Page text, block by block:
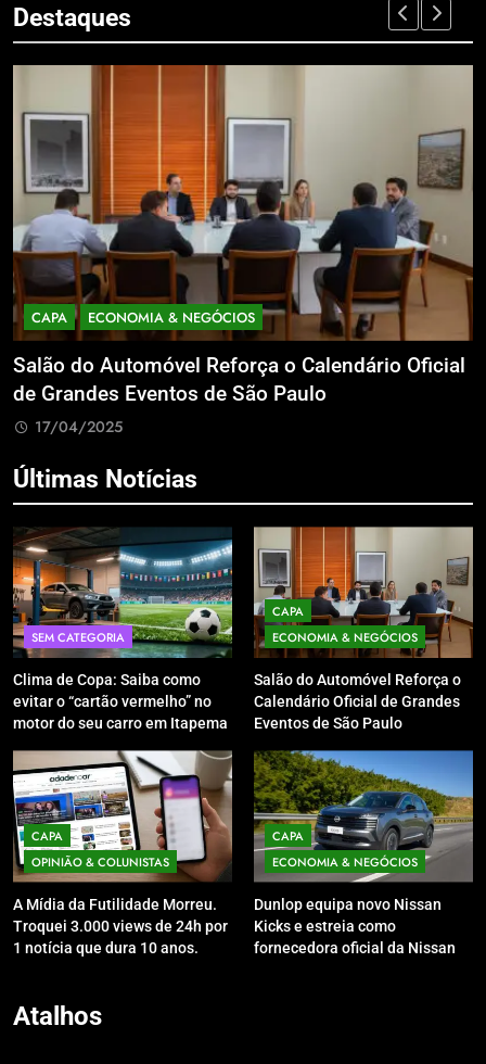
Destaques
CAPA ECONOMIA & NEGÓCIOS
Salão do Automóvel Reforça o Calendário Oficial
de Grandes Eventos de São Paulo
17/04/2025
Últimas Notícias
SEM CATEGORIA
Clima de Copa: Saiba como
evitar o “cartão vermelho” no
motor do seu carro em Itapema
CAPA
ECONOMIA & NEGÓCIOS
Salão do Automóvel Reforça o
Calendário Oficial de Grandes
Eventos de São Paulo
CAPA
OPINIÃO & COLUNISTAS
A Mídia da Futilidade Morreu.
Troquei 3.000 views de 24h por
1 notícia que dura 10 anos.
CAPA
ECONOMIA & NEGÓCIOS
Dunlop equipa novo Nissan
Kicks e estreia como
fornecedora oficial da Nissan
Atalhos